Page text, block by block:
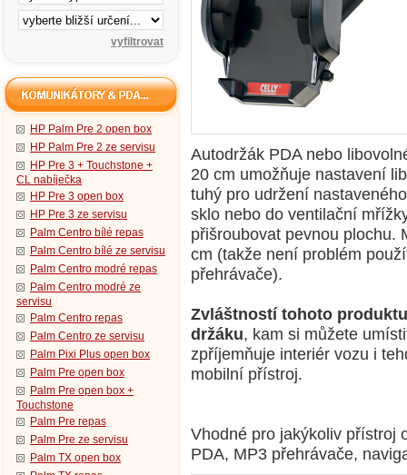
HP Palm Pre 2 open box
HP Palm Pre 2 ze servisu
HP Pre 3 + Touchstone +
CL nabíječka
HP Pre 3 open box
HP Pre 3 ze servisu
Palm Centro bílé repas
Palm Centro bílé ze servisu
Palm Centro modré repas
Palm Centro modré ze
servisu
Palm Centro repas
Palm Centro ze servisu
Palm Pixi Plus open box
Palm Pre open box
Palm Pre open box +
Touchstone
Palm Pre repas
Palm Pre ze servisu
Palm TX open box
Autodržák PDA nebo
20 cm umožňuje nastavení
tuhý pro udržení
sklo nebo do ventilační
přišroubovat pevnou plochu.
cm (takže není problém
přehrávače).
Zvláštností tohoto
držáku, kam si můžete
zpříjemňuje interiér vozu i
mobilní přístroj.
Vhodné pro jakýkoliv přístroj
PDA, MP3 přehrávače,